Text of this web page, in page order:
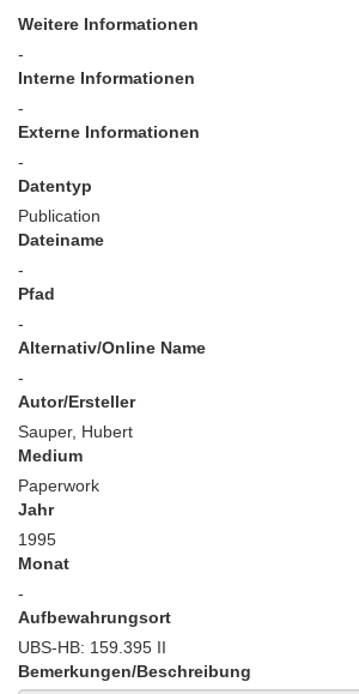
Weitere Informationen
-
Interne Informationen
-
Externe Informationen
-
Datentyp
Publication
Dateiname
-
Pfad
-
Alternativ/Online Name
-
Autor/Ersteller
Sauper, Hubert
Medium
Paperwork
Jahr
1995
Monat
-
Aufbewahrungsort
UBS-HB: 159.395 II
Bemerkungen/Beschreibung